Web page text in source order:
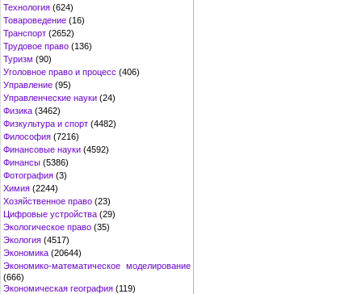
Технология (624)
Товароведение (16)
Транспорт (2652)
Трудовое право (136)
Туризм (90)
Уголовное право и процесс (406)
Управление (95)
Управленческие науки (24)
Физика (3462)
Физкультура и спорт (4482)
Философия (7216)
Финансовые науки (4592)
Финансы (5386)
Фотография (3)
Химия (2244)
Хозяйственное право (23)
Цифровые устройства (29)
Экологическое право (35)
Экология (4517)
Экономика (20644)
Экономико-математическое моделирование
(666)
Экономическая география (119)